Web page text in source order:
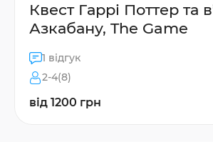
Квест Гаррі Поттер та
Азкабану, The Game
1 відгук
2-4(8)
від 1200 грн